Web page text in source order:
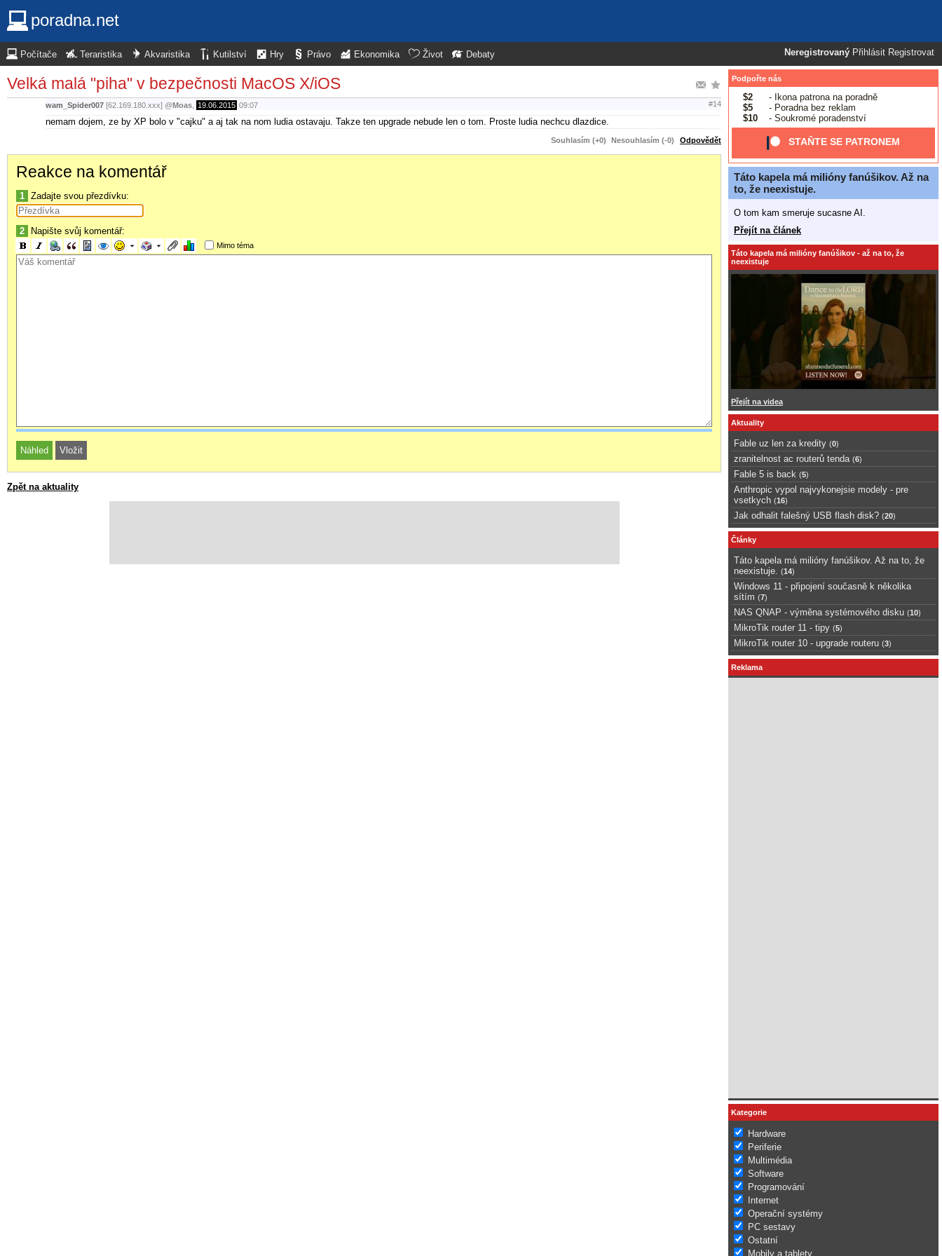
poradna.net
Neregistrovaný Přihlásit Registrovat
Počítače Teraristika Akvaristika Kutilství Hry Právo Ekonomika Život Debaty
Velká malá "piha" v bezpečnosti MacOS X/iOS
wam_Spider007 [62.169.180.xxx] @Moas 19.06.2015 09:07 #14
nemam dojem, ze by XP bolo v "cajku" a aj tak na nom ludia ostavaju. Takze ten upgrade nebude len o tom. Proste ludia nechcu dlazdice.
Souhlasím (+0) Nesouhlasím (-0) Odpovědět
Reakce na komentář
1 Zadajte svou přezdívku:
2 Napište svůj komentář:
Mimo téma
Zpět na aktuality
Podpořte nás
$2
- Ikona patrona na poradně
$5
- Poradna bez reklam
$10
- Soukromé poradenství
STAŇTE SE PATRONEM
Táto kapela má milióny fanúšikov. Až na
to, že neexistuje.
O tom kam smeruje sucasne AI.
Přejít na článek
Táto kapela má milióny fanúšikov - až na to, že
neexistuje
Přejít na videa
Aktuality
Fable uz len za kredity (0)
zranitelnost ac routerů tenda (6)
Fable 5 is back (5)
Anthropic vypol najvykonejsie modely - pre
vsetkych (16)
Jak odhalit falešný USB flash disk? (20)
Články
Táto kapela má milióny fanúšikov. Až na to, že
neexistuje.
(14)
Windows 11 - připojení současně k několika
sítím (7)
NAS QNAP - výměna systémového disku (10)
MikroTik router 11 - tipy (5)
MikroTik router 10 - upgrade routeru (3)
Reklama
Kategorie
Hardware
Periferie
Multimédia
Software
Programování
Internet
Operační systémy
PC sestavy
Ostatní
Mobily a tablety